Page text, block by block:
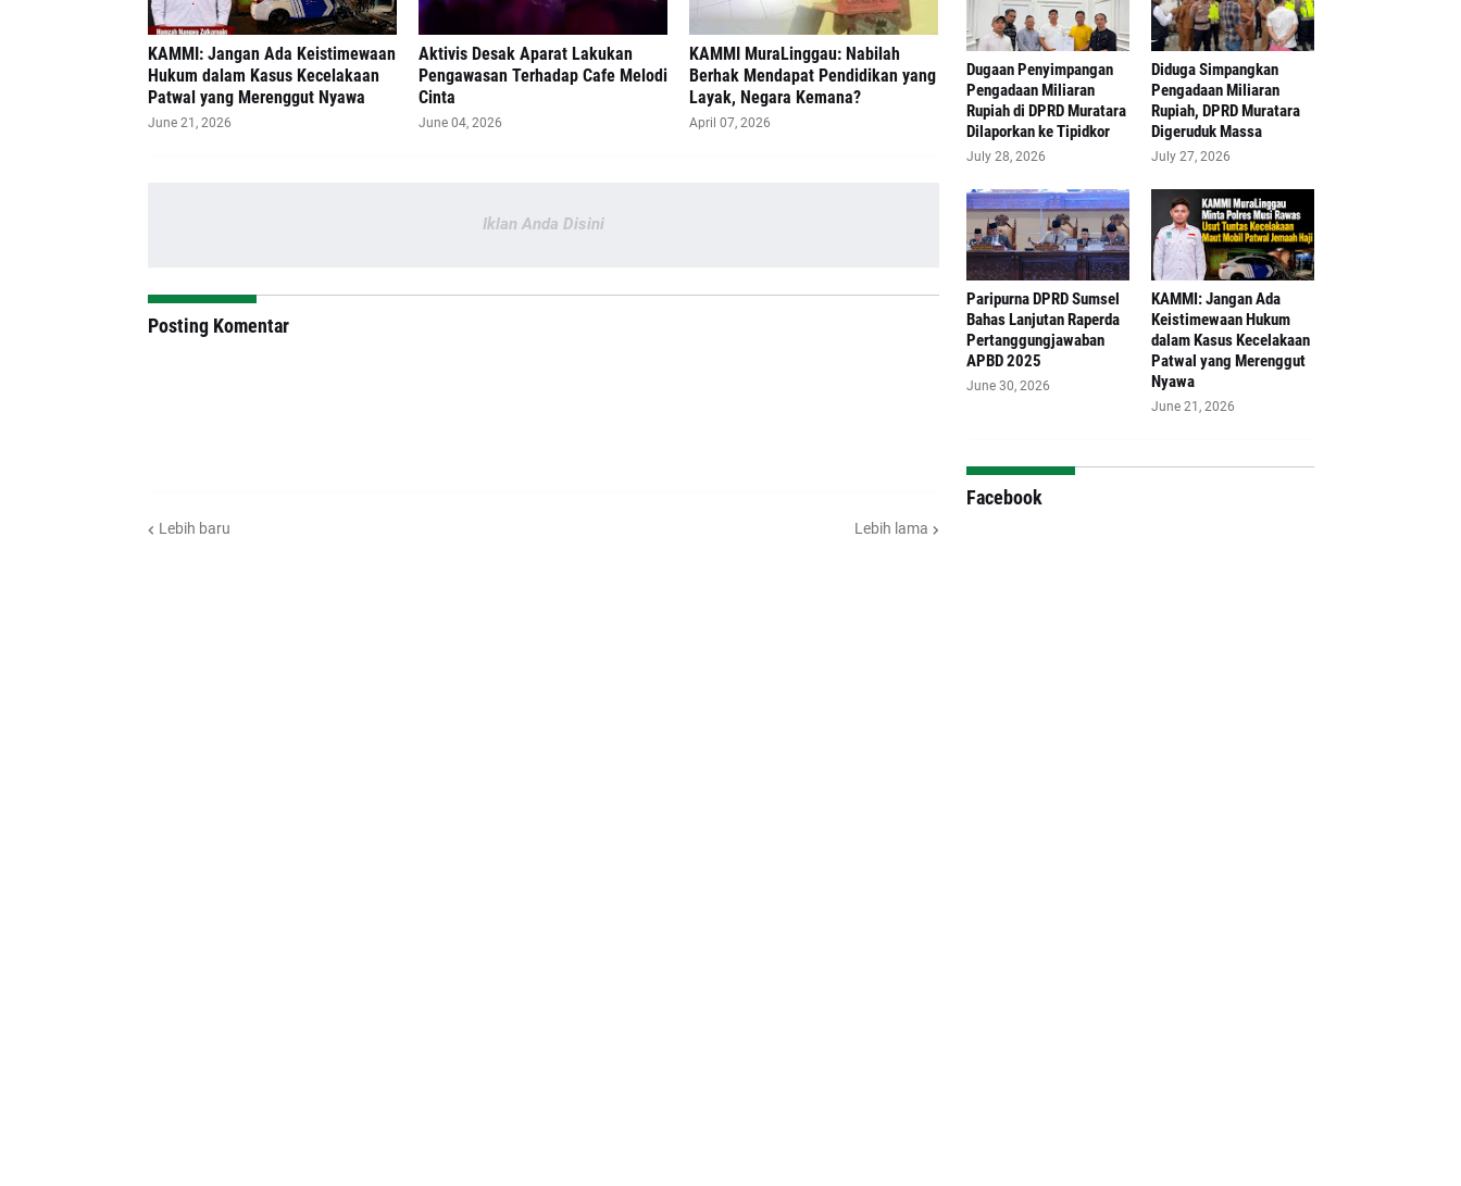
‎KAMMI: Jangan Ada Keistimewaan
Hukum dalam Kasus Kecelakaan
Patwal yang Merenggut Nyawa
June 21, 2026
Aktivis Desak Aparat Lakukan
Pengawasan Terhadap Cafe Melodi
Cinta
June 04, 2026
‎KAMMI MuraLinggau: Nabilah
Berhak Mendapat Pendidikan yang
Layak, Negara Kemana?
April 07, 2026
Iklan Anda Disini
Posting Komentar
Lebih baru Lebih lama
‎Dugaan Penyimpangan
Pengadaan Miliaran
Rupiah di DPRD Muratara
Dilaporkan ke Tipidkor
July 28, 2026
Diduga Simpangkan
Pengadaan Miliaran
Rupiah, DPRD Muratara
Digeruduk Massa
July 27, 2026
Paripurna DPRD Sumsel
Bahas Lanjutan Raperda
Pertanggungjawaban
APBD 2025
June 30, 2026
‎KAMMI: Jangan Ada
Keistimewaan Hukum
dalam Kasus Kecelakaan
Patwal yang Merenggut
Nyawa
June 21, 2026
Facebook